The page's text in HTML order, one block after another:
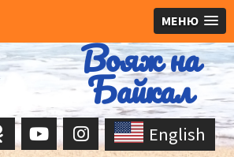
МЕНЮ
Вояж на
Байкал
English